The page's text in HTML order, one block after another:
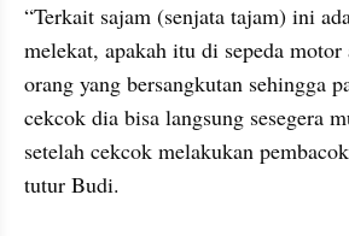
“Terkait sajam (senjata tajam) ini
melekat, apakah itu di sepeda motor
orang yang bersangkutan sehingga
cekcok dia bisa langsung sesegera
setelah cekcok melakukan
tutur Budi.